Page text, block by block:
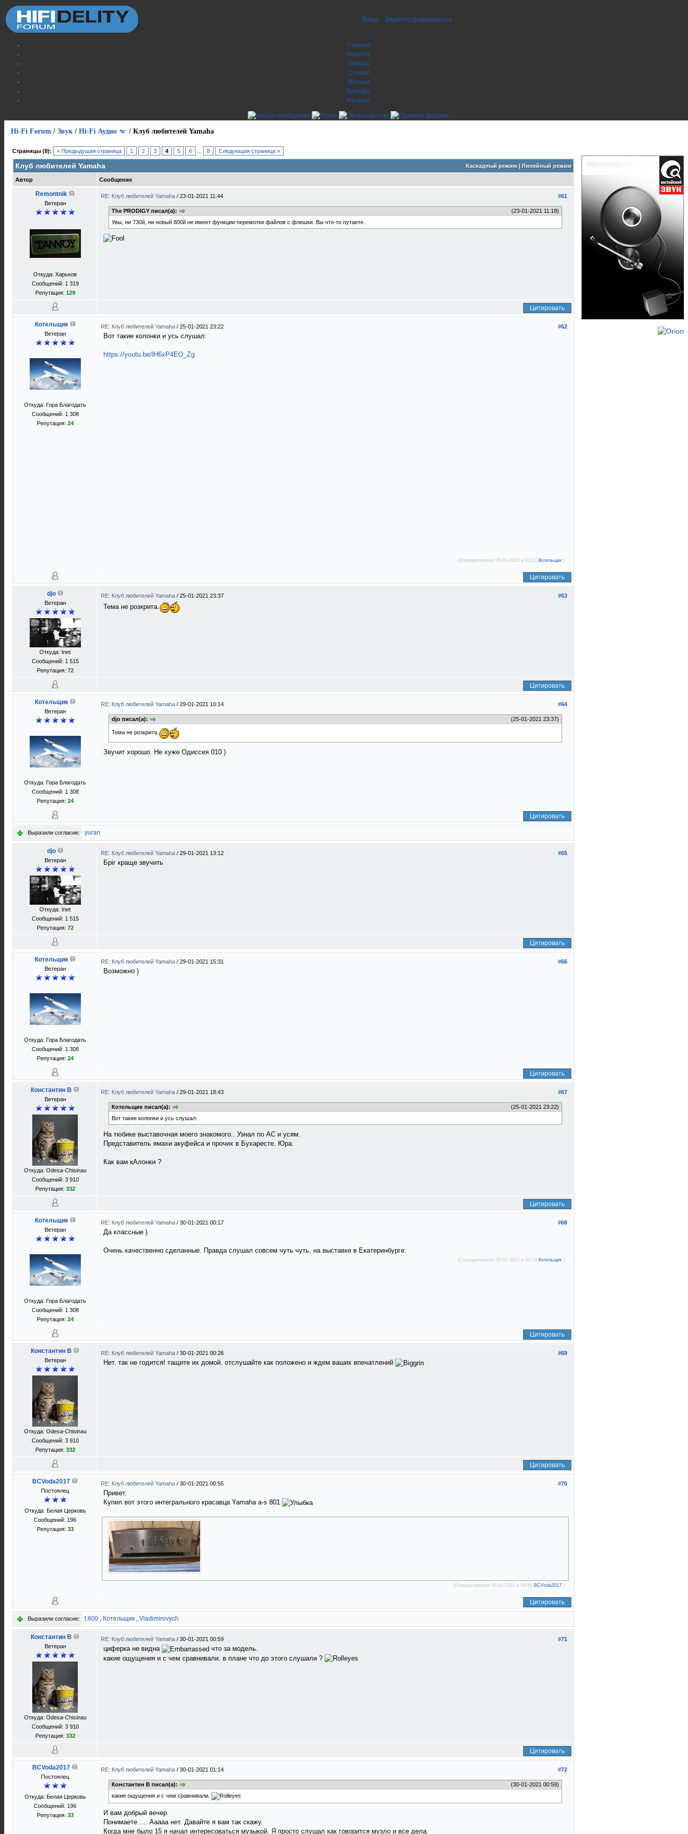
Вход Зарегистрироваться
Главная
Новости
Обзоры
Статьи
Музыка
Бренды
Каталог
Hi-Fi Forum / Звук / Hi-Fi Аудио / Клуб любителей Yamaha
Страницы (8): « Предыдущая страница 1 2 3 4 5 6 8 Следующая страница »
Каскадный режим| Линейный режим
Клуб любителей Yamaha
Автор Сообщение
Remontnik
Ветеран
Откуда: Харьков
Сообщений: 1 319
Репутация: 129
#61
RE: Клуб любителей Yamaha / 23-01-2021 11:44
(23-01-2021 11:18)
The PRODIGY писал(а):
Увы, ни 730й, ни новый 800й не имеет функции перемотки файлов с флешки. Вы что-то путаете.
Цитировать
Котельщик
Ветеран
Откуда: Гора Благодать
Сообщений: 1 308
Репутация: 24
#62
RE: Клуб любителей Yamaha / 25-01-2021 23:22
Вот такие колонки и усь слушал:
https://youtu.be/lH6xP4EO_Zg
(Отредактировал 25-01-2021 в 23:23 Котельщик.)
Цитировать
djo
Ветеран
Откуда: Inet
Сообщений: 1 515
Репутация: 72
#63
RE: Клуб любителей Yamaha / 25-01-2021 23:37
Тема не розкрита.
Цитировать
Котельщик
Ветеран
Откуда: Гора Благодать
Сообщений: 1 308
Репутация: 24
#64
RE: Клуб любителей Yamaha / 29-01-2021 10:14
(25-01-2021 23:37)
djo писал(а):
Тема не розкрита.
Звучит хорошо. Не хуже Одиссея 010 )
Цитировать
Выразили согласие: yuran
djo
Ветеран
Откуда: Inet
Сообщений: 1 515
Репутация: 72
#65
RE: Клуб любителей Yamaha / 29-01-2021 13:12
Бріг краще звучить
Цитировать
Котельщик
Ветеран
Откуда: Гора Благодать
Сообщений: 1 308
Репутация: 24
#66
RE: Клуб любителей Yamaha / 29-01-2021 15:31
Возможно )
Цитировать
Константин В
Ветеран
Откуда: Odesa-Chisinau
Сообщений: 3 910
Репутация: 332
#67
RE: Клуб любителей Yamaha / 29-01-2021 18:43
(25-01-2021 23:22)
Котельщик писал(а):
Вот такие колонки и усь слушал:
На тюбике выставочная моего знакомого.. Узнал по АС и усям.
Представитель ямахи акуфейса и прочих в Бухаресте. Юра.
Как вам кАлонки ?
Цитировать
Котельщик
Ветеран
Откуда: Гора Благодать
Сообщений: 1 308
Репутация: 24
#68
RE: Клуб любителей Yamaha / 30-01-2021 00:17
Да классные )
Очень качественно сделанные. Правда слушал совсем чуть чуть, на выставке в Екатеринбурге.
(Отредактировал 30-01-2021 в 00:19 Котельщик.)
Цитировать
Константин В
Ветеран
Откуда: Odesa-Chisinau
Сообщений: 3 910
Репутация: 332
#69
RE: Клуб любителей Yamaha / 30-01-2021 00:26
Нет. так не годится! тащите их домой. отслушайте как положено и ждем ваших впечатлений
Цитировать
BCVoda2017
Постоялец
Откуда: Белая Церковь
Сообщений: 196
Репутация: 33
#70
RE: Клуб любителей Yamaha / 30-01-2021 00:55
Привет.
Купил вот этого интегрального красавца Yamaha a-s 801
(Отредактировал 30-01-2021 в 00:56 BCVoda2017.)
Цитировать
Выразили согласие: t.800 , Котельщик , Vladimirovych
Константин В
Ветеран
Откуда: Odesa-Chisinau
Сообщений: 3 910
Репутация: 332
#71
RE: Клуб любителей Yamaha / 30-01-2021 00:59
циферка не видна
что за модель.
какие ощущения и с чем сравнивали. в плане что до этого слушали ?
Цитировать
BCVoda2017
Постоялец
Откуда: Белая Церковь
Сообщений: 196
Репутация: 33
#72
RE: Клуб любителей Yamaha / 30-01-2021 01:14
(30-01-2021 00:59)
Константин В писал(а):
какие ощущения и с чем сравнивали.
И вам добрый вечер.
Понимаете .... Ааааа нет. Давайте я вам так скажу.
Когда мне было 15 я начал интересоваться музыкой. Я просто слушал как говорится музло и все дела.